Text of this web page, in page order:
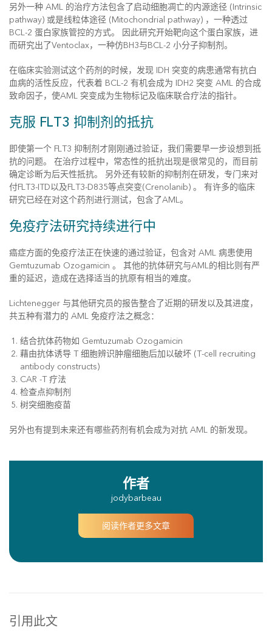
另外一种 AML 的治疗方法包含了启动细胞凋亡的内源途径 (Intrinsic
pathway) 或是线粒体途径 (Mitochondrial pathway) ，一种透过
BCL-2 蛋白家族管控的方式。 因此研究开始靶向这个蛋白家族，进
而研究出了Ventoclax，一种仿BH3与BCL-2 小分子抑制剂。
在临床实验测试这个药剂的时候，发现 IDH 突变的病患通常有抗白
血病的活性反应，代表着 BCL-2 有机会成为 IDH2 突变 AML 的合成
致命因子，使AML 突变成为生物标记及临床联合疗法的指针。
克服 FLT3 抑制剂的抵抗
即使第一个 FLT3 抑制剂才刚刚通过验证，我们需要早一步设想到抵
抗的问题。 在治疗过程中，常态性的抵抗出现是很常见的，而目前
确定诊断为后天性抵抗。 另外还有较新的抑制剂在研发，专门来对
付FLT3-ITD以及FLT3-D835等点突变(Crenolanib) 。 有许多的临床
研究已经在对这个药剂进行测试，包含了AML。
免疫疗法研究持续进行中
癌症方面的免疫疗法正在快速的通过验证，包含对 AML 病患使用
Gemtuzumab Ozogamicin 。 其他的抗体研究与AML的相比则有严
重的延迟，造成在选择适当的抗原有相当的难度。
Lichtenegger 与其他研究员的报告整合了近期的研发以及其进度，
共五种有潜力的 AML 免疫疗法之概念：
结合抗体药物如 Gemtuzumab Ozogamicin
藉由抗体诱导 T 细胞辨识肿瘤细胞后加以破坏 (T-cell recruiting
antibody constructs)
CAR -T 疗法
检查点抑制剂
树突细胞疫苗
另外也有提到未来还有哪些药剂有机会成为对抗 AML 的新发现。
作者
jodybarbeau
阅读作者更多文章
引用此文